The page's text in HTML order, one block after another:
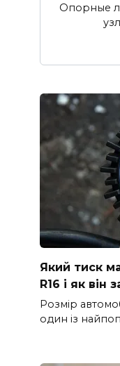
Опорные
Який тиск
R16 і як він
Розмір
один із